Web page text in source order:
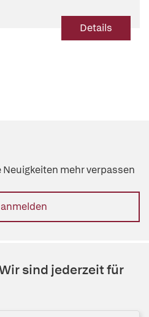
Details
mehr verpassen
sind jederzeit für